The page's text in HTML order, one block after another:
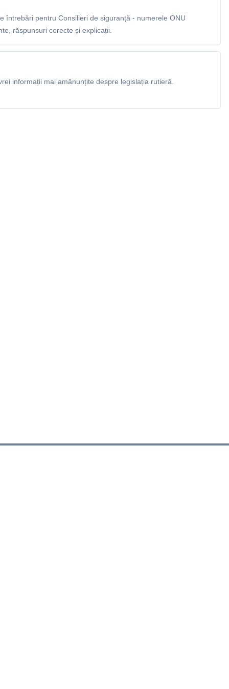
întrebări pentru Consilieri de siguranță - numerele ONU
răspunsuri corecte și explicații.
informații mai amănunțite despre legislația rutieră.